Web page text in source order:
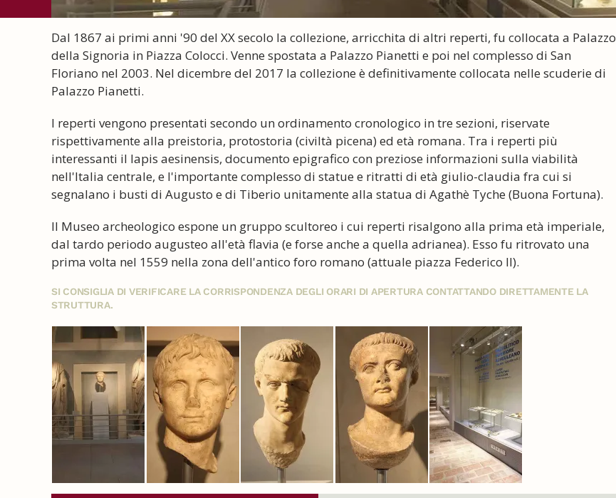
Dal 1867 ai primi anni '90 del XX secolo la collezione, arricchita di altri reperti, fu collocata a Palazzo
della Signoria in Piazza Colocci. Venne spostata a Palazzo Pianetti e poi nel complesso di San
Floriano nel 2003. Nel dicembre del 2017 la collezione è definitivamente collocata nelle scuderie di
Palazzo Pianetti.
I reperti vengono presentati secondo un ordinamento cronologico in tre sezioni, riservate
rispettivamente alla preistoria, protostoria (civiltà picena) ed età romana. Tra i reperti più
interessanti il lapis aesinensis, documento epigrafico con preziose informazioni sulla viabilità
nell'Italia centrale, e l'importante complesso di statue e ritratti di età giulio-claudia fra cui si
segnalano i busti di Augusto e di Tiberio unitamente alla statua di Agathè Tyche (Buona Fortuna).
Il Museo archeologico espone un gruppo scultoreo i cui reperti risalgono alla prima età imperiale,
dal tardo periodo augusteo all'età flavia (e forse anche a quella adrianea). Esso fu ritrovato una
prima volta nel 1559 nella zona dell'antico foro romano (attuale piazza Federico II).
SI CONSIGLIA DI VERIFICARE LA CORRISPONDENZA DEGLI ORARI DI APERTURA CONTATTANDO DIRETTAMENTE LA
STRUTTURA.